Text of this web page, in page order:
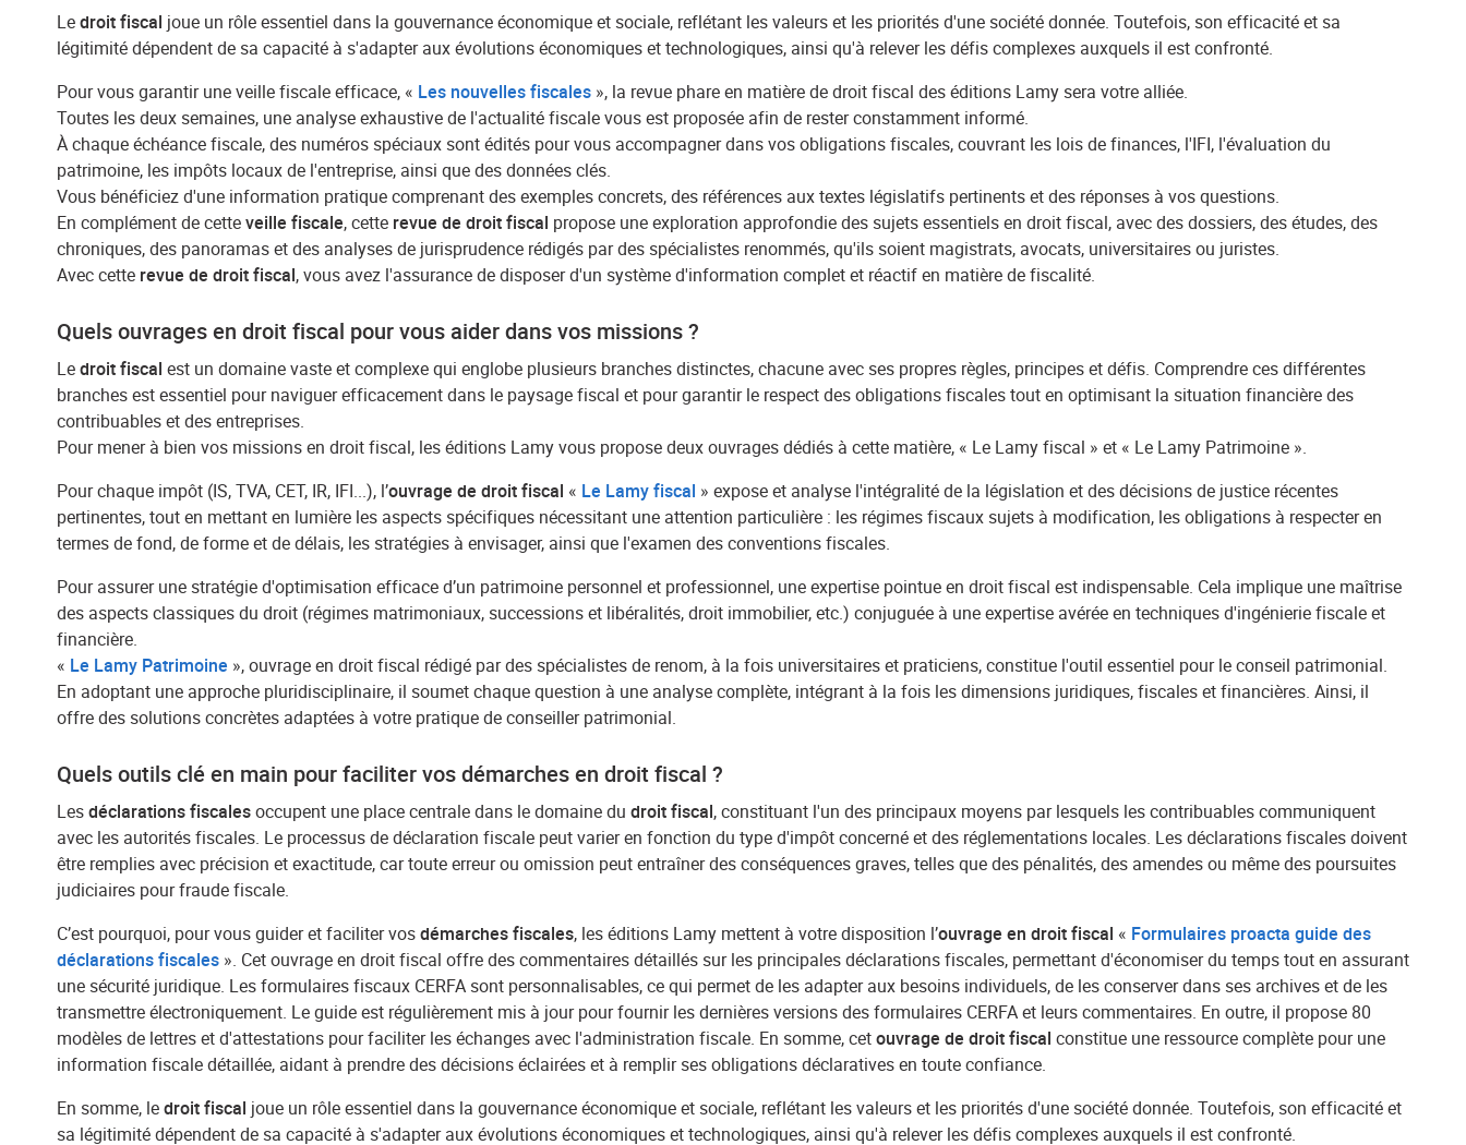
Ledroit fiscal joue un rôle essentiel dans la gouvernance économique et sociale, reflétant les valeurs et les priorités d'une société donnée. Toutefois, son efficacité et sa
légitimité dépendent de sa capacité à s'adapter aux évolutions économiques et technologiques, ainsi qu'à relever les défis complexes auxquels il est confronté.
Pour vous garantir une veille fiscale efficace, « Les nouvelles fiscales », la revue phare en matière de droit fiscal des éditions Lamy sera votre alliée.
Toutes les deux semaines, une analyse exhaustive de l'actualité fiscale vous est proposée afin de rester constamment informé.
À chaque échéance fiscale, des numéros spéciaux sont édités pour vous accompagner dans vos obligations fiscales, couvrant les lois de finances, l'IFI, l'évaluation du
patrimoine, les impôts locaux de l'entreprise, ainsi que des données clés.
Vous bénéficiez d'une information pratique comprenant des exemples concrets, des références aux textes législatifs pertinents et des réponses à vos questions.
En complément de cetteveille fiscale, cette revue de droit fiscal propose une exploration approfondie des sujets essentiels en droit fiscal, avec des dossiers, des études, des
chroniques, des panoramas et des analyses de jurisprudence rédigés par des spécialistes renommés, qu'ils soient magistrats, avocats, universitaires ou juristes.
Avec cette revue de droit fiscal, vous avez l'assurance de disposer d'un système d'information complet et réactif en matière de fiscalité.
Quels ouvrages en droit fiscal pour vous aider dans vos missions ?
Ledroit fiscal est un domaine vaste et complexe qui englobe plusieurs branches distinctes, chacune avec ses propres règles, principes et défis. Comprendre ces différentes
branches est essentiel pour naviguer efficacement dans le paysage fiscal et pour garantir le respect des obligations fiscales tout en optimisant la situation financière des
contribuables et des entreprises.
Pour mener à bien vos missions en droit fiscal, les éditions Lamy vous propose deux ouvrages dédiés à cette matière, « Le Lamy fiscal » et « Le Lamy Patrimoine ».
Pour chaque impôt (IS, TVA, CET, IR, IFI...), l’ouvrage de droit fiscal « Le Lamy fiscal » expose et analyse l'intégralité de la législation et des décisions de justice récentes
pertinentes, tout en mettant en lumière les aspects spécifiques nécessitant une attention particulière : les régimes fiscaux sujets à modification, les obligations à respecter en
termes de fond, de forme et de délais, les stratégies à envisager, ainsi que l'examen des conventions fiscales.
Pour assurer une stratégie d'optimisation efficace d’un patrimoine personnel et professionnel, une expertise pointue en droit fiscal est indispensable. Cela implique une maîtrise
des aspects classiques du droit (régimes matrimoniaux, successions et libéralités, droit immobilier, etc.) conjuguée à une expertise avérée en techniques d'ingénierie fiscale et
financière.
« Le Lamy Patrimoine », ouvrage en droit fiscal rédigé par des spécialistes de renom, à la fois universitaires et praticiens, constitue l'outil essentiel pour le conseil patrimonial.
En adoptant une approche pluridisciplinaire, il soumet chaque question à une analyse complète, intégrant à la fois les dimensions juridiques, fiscales et financières. Ainsi, il
offre des solutions concrètes adaptées à votre pratique de conseiller patrimonial.
Quels outils clé en main pour faciliter vos démarches en droit fiscal ?
Lesdéclarations fiscalesoccupent une place centrale dans le domaine du droit fiscal, constituant l'un des principaux moyens par lesquels les contribuables communiquent
avec les autorités fiscales. Le processus de déclaration fiscale peut varier en fonction du type d'impôt concerné et des réglementations locales. Les déclarations fiscales doivent
être remplies avec précision et exactitude, car toute erreur ou omission peut entraîner des conséquences graves, telles que des pénalités, des amendes ou même des poursuites
judiciaires pour fraude fiscale.
C’est pourquoi, pour vous guider et faciliter vosdémarches fiscales, les éditions Lamy mettent à votre disposition l’ouvrage en droit fiscal « Formulaires proacta guide des
déclarations fiscales ». Cet ouvrage en droit fiscal offre des commentaires détaillés sur les principales déclarations fiscales, permettant d'économiser du temps tout en assurant
une sécurité juridique. Les formulaires fiscaux CERFA sont personnalisables, ce qui permet de les adapter aux besoins individuels, de les conserver dans ses archives et de les
transmettre électroniquement. Le guide est régulièrement mis à jour pour fournir les dernières versions des formulaires CERFA et leurs commentaires. En outre, il propose 80
modèles de lettres et d'attestations pour faciliter les échanges avec l'administration fiscale. En somme, cetouvrage de droit fiscal constitue une ressource complète pour une
information fiscale détaillée, aidant à prendre des décisions éclairées et à remplir ses obligations déclaratives en toute confiance.
En somme, ledroit fiscal joue un rôle essentiel dans la gouvernance économique et sociale, reflétant les valeurs et les priorités d'une société donnée. Toutefois, son efficacité et
sa légitimité dépendent de sa capacité à s'adapter aux évolutions économiques et technologiques, ainsi qu'à relever les défis complexes auxquels il est confronté.